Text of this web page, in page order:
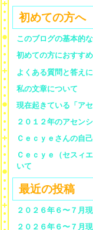
初めての方へ
このブログの基本的
初めての方におすす
よくある質問と答え
私の文章について
現在起きている「ア
２０１２年のアセン
Ｃｅｃｙｅさんの自
Ｃｅｃｙｅ（セスィ
いて
最近の投稿
２０２６年６〜７月
２０２６年６〜７月